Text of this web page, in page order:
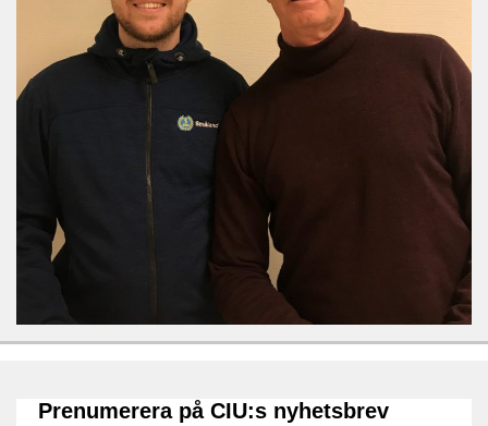
Prenumerera på CIU:s nyhetsbrev